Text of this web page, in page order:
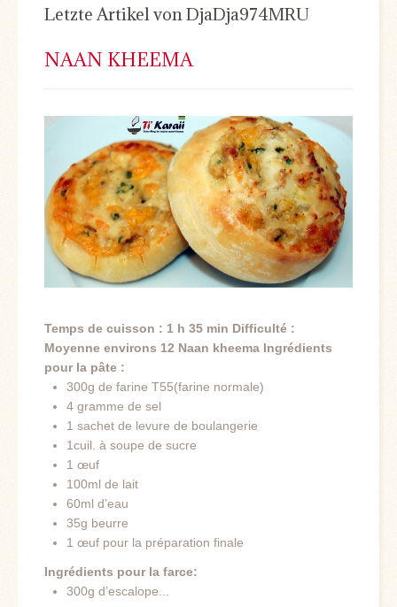
Letzte Artikel von DjaDja974MRU
NAAN KHEEMA
Temps de cuisson : 1 h 35 min Difficulté :
Moyenne environs 12 Naan kheema Ingrédients
pour la pâte :
300g de farine T55(farine normale)
4 gramme de sel
1 sachet de levure de boulangerie
1cuil. à soupe de sucre
1 œuf
100ml de lait
60ml d’eau
35g beurre
1 œuf pour la préparation finale
Ingrédients pour la farce:
300g d’escalope...